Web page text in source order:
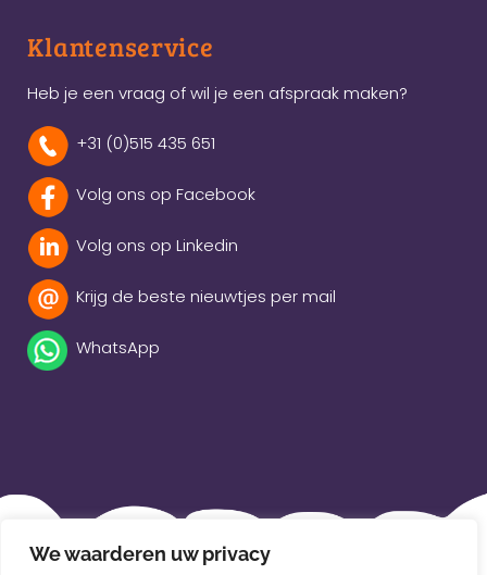
We waarderen uw privacy
Klantenservice
Heb je een vraag of wil je een afspraak maken?
+31 (0)515 435 651
Volg ons op Facebook
Volg ons op Linkedin
Krijg de beste nieuwtjes per mail
WhatsApp
Beleidsverklaring